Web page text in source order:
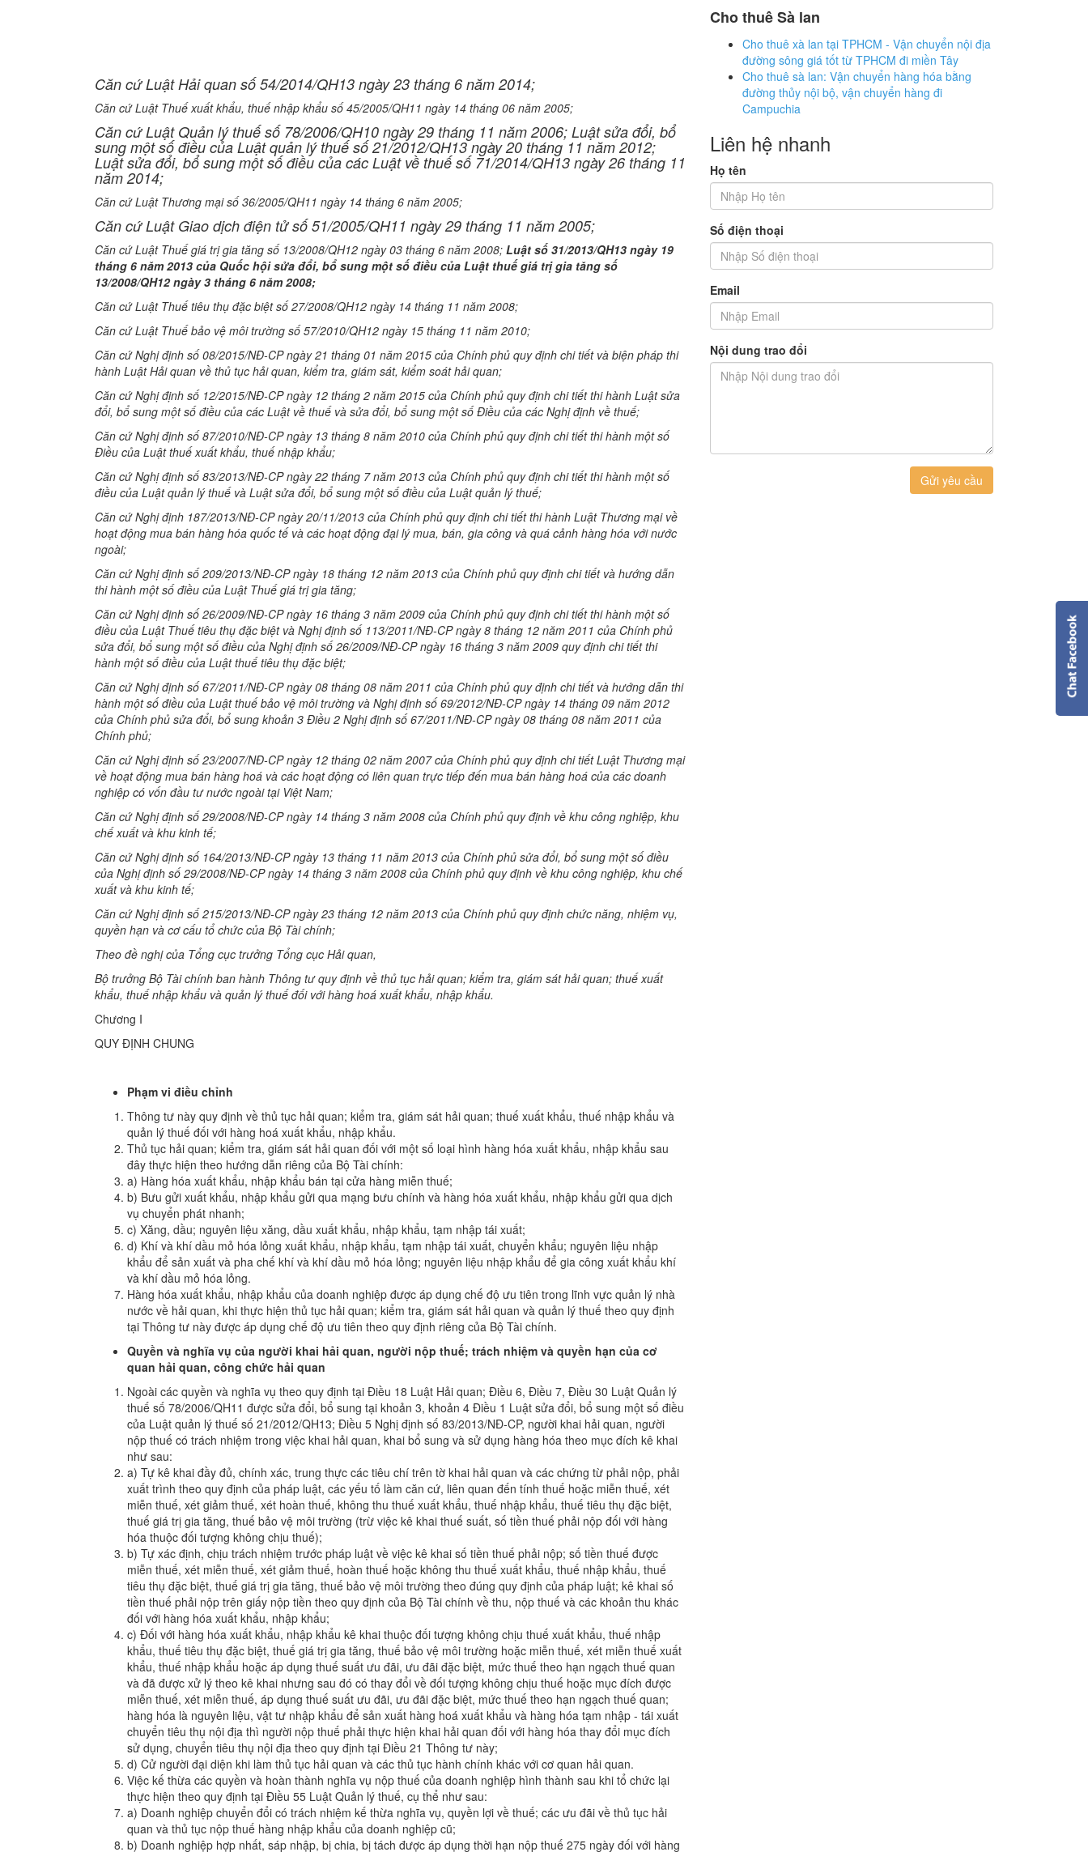
Căn cứ Luật Hải quan số 54/2014/QH13 ngày 23 tháng 6 năm 2014;
Căn cứ Luật Thuế xuất khẩu, thuế nhập khẩu số 45/2005/QH11 ngày 14 tháng 06 năm 2005;
Căn cứ Luật Quản lý thuế số 78/2006/QH10 ngày 29 tháng 11 năm 2006; Luật sửa đổi, bổ
sung một số điều của Luật quản lý thuế số 21/2012/QH13 ngày 20 tháng 11 năm 2012;
Luật sửa đổi, bổ sung một số điều của các Luật về thuế số 71/2014/QH13 ngày 26 tháng 11
năm 2014;
Căn cứ Luật Thương mại số 36/2005/QH11 ngày 14 tháng 6 năm 2005;
Căn cứ Luật Giao dịch điện tử số 51/2005/QH11 ngày 29 tháng 11 năm 2005;
Căn cứ Luật Thuế giá trị gia tăng số 13/2008/QH12 ngày 03 tháng 6 năm 2008; Luật số 31/2013/QH13 ngày 19
tháng 6 năm2013 của Quốc hội sửa đổi, bổ sung một số điều của Luật thuế giá trị gia tăng số
13/2008/QH12 ngày 3 tháng 6 năm2008;
Căn cứ Luật Thuế tiêu thụ đặc biệt số 27/2008/QH12 ngày 14 tháng 11 năm 2008;
Căn cứ Luật Thuế bảo vệ môi trường số 57/2010/QH12 ngày 15 tháng 11 năm 2010;
Căn cứ Nghị định số 08/2015/NĐ-CP ngày 21 tháng 01 năm 2015 của Chính phủ quy định chi tiết và biện pháp thi
hành Luật Hải quan về thủ tục hải quan, kiểm tra, giám sát, kiểm soát hải quan;
Căn cứ Nghị định số 12/2015/NĐ-CP ngày 12 tháng 2 năm 2015 của Chính phủ quy định chi tiết thi hành Luật sửa
đổi, bổ sung một số điều của các Luật về thuế và sửa đổi, bổ sung một số Điều của các Nghị định về thuế;
Căn cứ Nghị định số 87/2010/NĐ-CP ngày 13 tháng 8 năm 2010 của Chính phủ quy định chi tiết thi hành một số
Điều của Luật thuế xuất khẩu, thuế nhập khẩu;
Căn cứ Nghị định số 83/2013/NĐ-CP ngày 22 tháng 7 năm 2013 của Chính phủ quy định chi tiết thi hành một số
điều của Luật quản lý thuế và Luật sửa đổi, bổ sung một số điều của Luật quản lý thuế;
Căn cứ Nghị định 187/2013/NĐ-CP ngày 20/11/2013 của Chính phủ quy định chi tiết thi hành Luật Thương mại về
hoạt động mua bán hàng hóa quốc tế và các hoạt động đại lý mua, bán, gia công và quá cảnh hàng hóa với nước
ngoài;
Căn cứ Nghị định số 209/2013/NĐ-CP ngày 18 tháng 12 năm 2013 của Chính phủ quy định chi tiết và hướng dẫn
thi hành một số điều của Luật Thuế giá trị gia tăng;
Căn cứ Nghị định số 26/2009/NĐ-CP ngày 16 tháng 3 năm 2009 của Chính phủ quy định chi tiết thi hành một số
điều của Luật Thuế tiêu thụ đặc biệt và Nghị định số 113/2011/NĐ-CP ngày 8 tháng 12 năm 2011 của Chính phủ
sửa đổi, bổ sung một số điều của Nghị định số 26/2009/NĐ-CP ngày 16 tháng 3 năm 2009 quy định chi tiết thi
hành một số điều của Luật thuế tiêu thụ đặc biệt;
Căn cứ Nghị định số 67/2011/NĐ-CP ngày 08 tháng 08 năm 2011 của Chính phủ quy định chi tiết và hướng dẫn thi
hành một số điều của Luật thuế bảo vệ môi trường và Nghị định số 69/2012/NĐ-CP ngày 14 tháng 09 năm 2012
của Chính phủ sửa đổi, bổ sung khoản 3 Điều 2 Nghị định số 67/2011/NĐ-CP ngày 08 tháng 08 năm 2011 của
Chính phủ;
Căn cứ Nghị định số 23/2007/NĐ-CP ngày 12 tháng 02 năm 2007 của Chính phủ quy định chi tiết Luật Thương mại
về hoạt động mua bán hàng hoá và các hoạt động có liên quan trực tiếp đến mua bán hàng hoá của các doanh
nghiệp có vốn đầu tư nước ngoài tại Việt Nam;
Căn cứ Nghị định số 29/2008/NĐ-CP ngày 14 tháng 3 năm 2008 của Chính phủ quy định về khu công nghiệp, khu
chế xuất và khu kinh tế;
Căn cứ Nghị định số 164/2013/NĐ-CP ngày 13 tháng 11 năm 2013 của Chính phủ sửa đổi, bổ sung một số điều
của Nghị định số 29/2008/NĐ-CP ngày 14 tháng 3 năm 2008 của Chính phủ quy định về khu công nghiệp, khu chế
xuất và khu kinh tế;
Căn cứ Nghị định số 215/2013/NĐ-CP ngày 23 tháng 12 năm 2013 của Chính phủ quy định chức năng, nhiệm vụ,
quyền hạn và cơ cấu tổ chức của Bộ Tài chính;
Theo đề nghị của Tổng cục trưởng Tổng cục Hải quan,
Bộ trưởng Bộ Tài chính ban hành Thông tư quy định về thủ tục hải quan; kiểm tra, giám sát hải quan; thuế xuất
khẩu, thuế nhập khẩu và quản lý thuế đối với hàng hoá xuất khẩu, nhập khẩu.
Chương I
QUY ĐỊNH CHUNG
Phạm vi điều chỉnh
Thông tư này quy định về thủ tục hải quan; kiểm tra, giám sát hải quan; thuế xuất khẩu, thuế nhập khẩu và
quản lý thuế đối với hàng hoá xuất khẩu, nhập khẩu.
Thủ tục hải quan; kiểm tra, giám sát hải quan đối với một số loại hình hàng hóa xuất khẩu, nhập khẩu sau
đây thực hiện theo hướng dẫn riêng của Bộ Tài chính:
a) Hàng hóa xuất khẩu, nhập khẩu bán tại cửa hàng miễn thuế;
b) Bưu gửi xuất khẩu, nhập khẩu gửi qua mạng bưu chính và hàng hóa xuất khẩu, nhập khẩu gửi qua dịch
vụ chuyển phát nhanh;
c) Xăng, dầu; nguyên liệu xăng, dầu xuất khẩu, nhập khẩu, tạm nhập tái xuất;
d) Khí và khí dầu mỏ hóa lỏng xuất khẩu, nhập khẩu, tạm nhập tái xuất, chuyển khẩu; nguyên liệu nhập
khẩu để sản xuất và pha chế khí và khí dầu mỏ hóa lỏng; nguyên liệu nhập khẩu để gia công xuất khẩu khí
và khí dầu mỏ hóa lỏng.
Hàng hóa xuất khẩu, nhập khẩu của doanh nghiệp được áp dụng chế độ ưu tiên trong lĩnh vực quản lý nhà
nước về hải quan, khi thực hiện thủ tục hải quan; kiểm tra, giám sát hải quan và quản lý thuế theo quy định
tại Thông tư này được áp dụng chế độ ưu tiên theo quy định riêng của Bộ Tài chính.
Quyền và nghĩa vụ của người khai hải quan, người nộp thuế; trách nhiệm và quyền hạn của cơ
quan hải quan, công chức hải quan
Ngoài các quyền và nghĩa vụ theo quy định tại Điều 18 Luật Hải quan; Điều 6, Điều 7, Điều 30 Luật Quản lý
thuế số 78/2006/QH11 được sửa đổi, bổ sung tại khoản 3, khoản 4 Điều 1 Luật sửa đổi, bổ sung một số điều
của Luật quản lý thuế số 21/2012/QH13; Điều 5 Nghị định số 83/2013/NĐ-CP, người khai hải quan, người
nộp thuế có trách nhiệm trong việc khai hải quan, khai bổ sung và sử dụng hàng hóa theo mục đích kê khai
như sau:
a) Tự kê khai đầy đủ, chính xác, trung thực các tiêu chí trên tờ khai hải quan và các chứng từ phải nộp, phải
xuất trình theo quy định của pháp luật, các yếu tố làm căn cứ, liên quan đến tính thuế hoặc miễn thuế, xét
miễn thuế, xét giảm thuế, xét hoàn thuế, không thu thuế xuất khẩu, thuế nhập khẩu, thuế tiêu thụ đặc biệt,
thuế giá trị gia tăng, thuế bảo vệ môi trường (trừ việc kê khai thuế suất, số tiền thuế phải nộp đối với hàng
hóa thuộc đối tượng không chịu thuế);
b) Tự xác định, chịu trách nhiệm trước pháp luật về việc kê khai số tiền thuế phải nộp; số tiền thuế được
miễn thuế, xét miễn thuế, xét giảm thuế, hoàn thuế hoặc không thu thuế xuất khẩu, thuế nhập khẩu, thuế
tiêu thụ đặc biệt, thuế giá trị gia tăng, thuế bảo vệ môi trường theo đúng quy định của pháp luật; kê khai số
tiền thuế phải nộp trên giấy nộp tiền theo quy định của Bộ Tài chính về thu, nộp thuế và các khoản thu khác
đối với hàng hóa xuất khẩu, nhập khẩu;
c) Đối với hàng hóa xuất khẩu, nhập khẩu kê khai thuộc đối tượng không chịu thuế xuất khẩu, thuế nhập
khẩu, thuế tiêu thụ đặc biệt, thuế giá trị gia tăng, thuế bảo vệ môi trường hoặc miễn thuế, xét miễn thuế xuất
khẩu, thuế nhập khẩu hoặc áp dụng thuế suất ưu đãi, ưu đãi đặc biệt, mức thuế theo hạn ngạch thuế quan
và đã được xử lý theo kê khai nhưng sau đó có thay đổi về đối tượng không chịu thuế hoặc mục đích được
miễn thuế, xét miễn thuế, áp dụng thuế suất ưu đãi, ưu đãi đặc biệt, mức thuế theo hạn ngạch thuế quan;
hàng hóa là nguyên liệu, vật tư nhập khẩu để sản xuất hàng hoá xuất khẩu và hàng hóa tạm nhập - tái xuất
chuyển tiêu thụ nội địa thì người nộp thuế phải thực hiện khai hải quan đối với hàng hóa thay đổi mục đích
sử dụng, chuyển tiêu thụ nội địa theo quy định tại Điều 21 Thông tư này;
d) Cử người đại diện khi làm thủ tục hải quan và các thủ tục hành chính khác với cơ quan hải quan.
Việc kế thừa các quyền và hoàn thành nghĩa vụ nộp thuế của doanh nghiệp hình thành sau khi tổ chức lại
thực hiện theo quy định tại Điều 55 Luật Quản lý thuế, cụ thể như sau:
a) Doanh nghiệp chuyển đổi có trách nhiệm kế thừa nghĩa vụ, quyền lợi về thuế; các ưu đãi về thủ tục hải
quan và thủ tục nộp thuế hàng nhập khẩu của doanh nghiệp cũ;
b) Doanh nghiệp hợp nhất, sáp nhập, bị chia, bị tách được áp dụng thời hạn nộp thuế 275 ngày đối với hàng
Cho thuê Sà lan
Cho thuê xà lan tại TPHCM - Vận chuyển nội địa
đường sông giá tốt từ TPHCM đi miền Tây
Cho thuê sà lan: Vận chuyển hàng hóa bằng
đường thủy nội bộ, vận chuyển hàng đi
Campuchia
Liên hệ nhanh
Họ tên
Số điện thoại
Email
Nội dung trao đổi
Gửi yêu cầu